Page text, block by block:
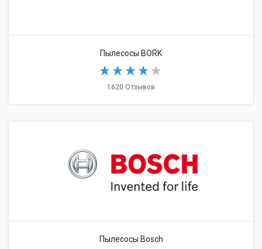
Пылесосы BORK
1620 Отзывов
Пылесосы Bosch